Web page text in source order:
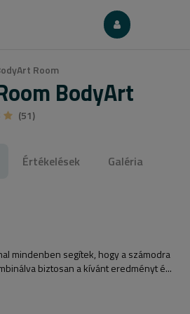
Room
BodyArt
(51)
Értékelések Galéria
mindenben segítek, hogy a számodra
biztosan a kívánt eredményt é...